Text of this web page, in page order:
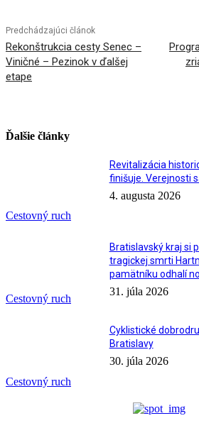
Predchádzajúci článok
Rekonštrukcia cesty Senec –
Viničné – Pezinok v ďalšej
etape
Ďalšie články
Cestovný ruch
Revitalizácia
finišuje. Verejnosti
4. augusta 2026
Cestovný ruch
Bratislavský kraj si
tragickej smrti
pamätníku odhalí
31. júla 2026
Cestovný ruch
Cyklistické
Bratislavy
30. júla 2026